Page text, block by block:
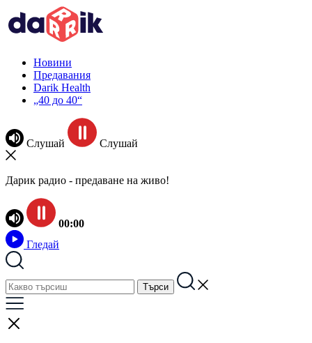
Новини
Предавания
Darik Health
„40 до 40“
Слушай Слушай
Дарик радио - предаване на живо!
00:00
Гледай